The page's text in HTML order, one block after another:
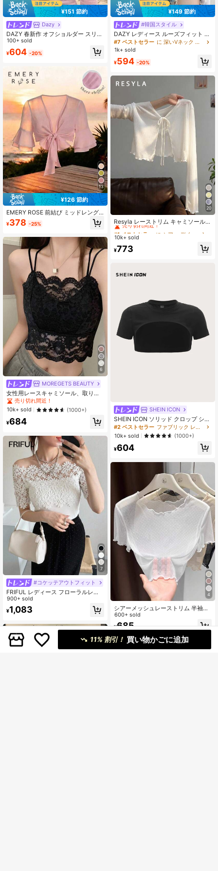
¥151 節約
Dazy
DAZY 春新作 オフショルダー スリム
フィット セミシアー レディースTシ
ャツ 夏用 薄手 お出かけトップス
100+ sold
¥604 -20%
13
¥126 節約
EMERY ROSE 前結び ミッドレング
ススリーブ シンプルクロップドトッ
プ、無地 レディースシャツ
¥378 -25%
6
MOREGETS BEAUTY
女性用レースキャミソール、取り外
し可能なパッド付き、かわいい&セク
シーな無地インナー、新学期、冬、
クリスマス、春節、カジュアルブラ
ックサマーに適しています、シック&
エレガント
売り切れ間近！
10k+ sold
(1000+)
¥684
7
#コケッテアウトフィット
FRIFUL レディース フローラルレー
ス オフショルダー エレガント 半袖T
シャツ バレンタインデー お出かけト
ップス
900+ sold
¥1,083
¥149 節約
#韓国スタイル
DAZY レディース ルーズフィット V
ネック 半袖Tシャツ 無地 シアー 長袖
レディーストップス、秋 レディース
ス 水着用カバーアップ
#7 ベストセラー
に 深いVネック 女性用トップス、ブラウス、Tシャツ
1k+ sold
¥594 -20%
20
Resyla レーストリム キャミソールド
レスカバーアップ、長袖ニットシア
ーカバーアップトップ レディース、
に シアー デイリーシャツ
売り切れ間近！
#1 ベストセラー
売り切れ間近！
#1 ベストセラー
売り切れ間近！
#1 ベストセラー
10k+ sold
¥773
SHEIN ICON
SHEIN ICON ソリッド クロップ シュ
ルグトップ
#2 ベストセラー
ファブリック レディーストップス
10k+ sold
(1000+)
¥604
4
シアーメッシュレーストリム 半袖T
シャツ、レイヤードレースカバーア
ップ、セクシーなラウンドネック ク
ロップドトップ、カジュアル ホワイ
ト サマー レディース
600+ sold
¥685
11% 割引！ 買い物かごに追加